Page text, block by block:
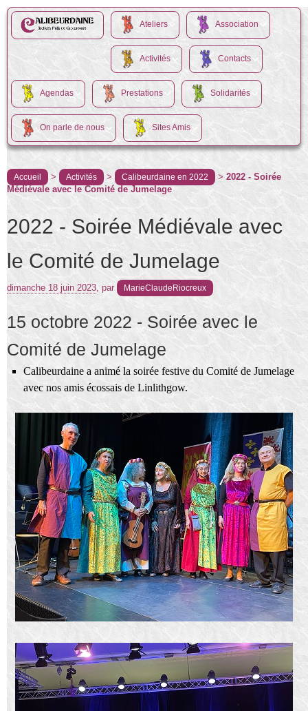
Ateliers Association
Activités Contacts
Agendas Prestations Solidarités
On parle de nous Sites Amis
Accueil > Activités > Calibeurdaine en 2022 > 2022 - Soirée
Médiévale avec le Comité de Jumelage
2022 - Soirée Médiévale avec
le Comité de Jumelage
dimanche 18 juin 2023, par MarieClaudeRiocreux
15 octobre 2022 - Soirée avec le
Comité de Jumelage
Calibeurdaine a animé la soirée festive du Comité de Jumelage
avec nos amis écossais de Linlithgow.